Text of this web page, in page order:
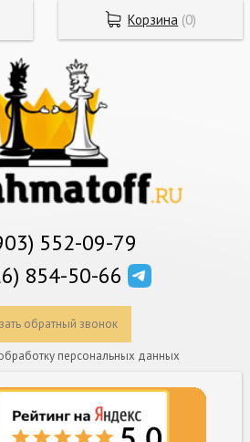
552-09-79
854-50-66
обратный звонок
персональных данных
Корзина (0)